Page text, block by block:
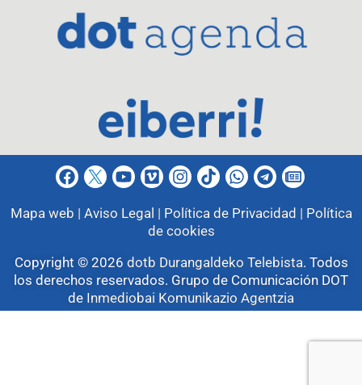
Mapa web | Aviso Legal | Política de Privacidad | Política
de cookies
Copyright © 2026 dotb Durangaldeko Telebista. Todos
los derechos reservados. Grupo de Comunicación DOT
de Inmediobai Komunikazio Agentzia